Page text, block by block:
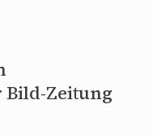
Bild-Zeitung